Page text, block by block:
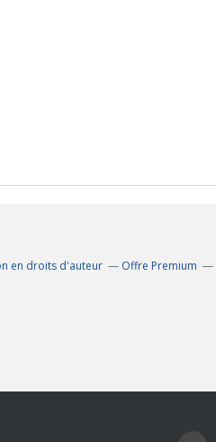
en droits d'auteur Offre Premium